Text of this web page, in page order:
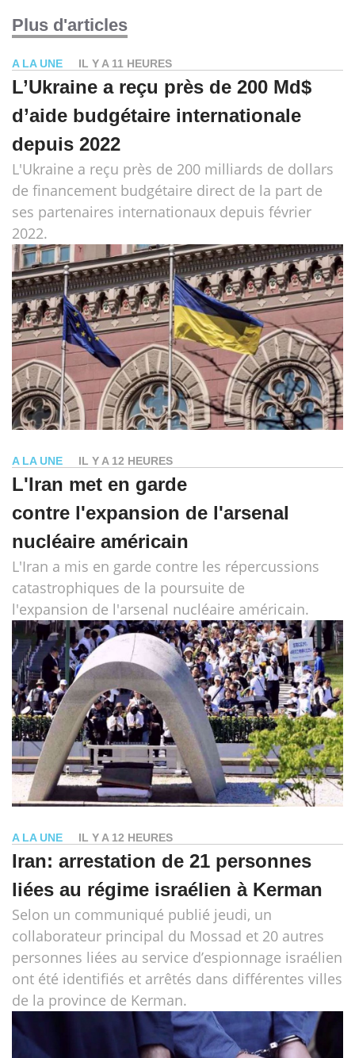
Plus d'articles
A LA UNE IL Y A 11 HEURES
L’Ukraine a reçu près de 200 Md$
d’aide budgétaire internationale
depuis 2022
L'Ukraine a reçu près de 200 milliards de dollars
de financement budgétaire direct de la part de
ses partenaires internationaux depuis février
2022.
A LA UNE IL Y A 12 HEURES
L'Iran met en garde
contre l'expansion de l'arsenal
nucléaire américain
L'Iran a mis en garde contre les répercussions
catastrophiques de la poursuite de
l'expansion de l'arsenal nucléaire américain.
A LA UNE IL Y A 12 HEURES
Iran: arrestation de 21 personnes
liées au régime israélien à Kerman
Selon un communiqué publié jeudi, un
collaborateur principal du Mossad et 20 autres
personnes liées au service d’espionnage israélien
ont été identifiés et arrêtés dans différentes villes
de la province de Kerman.